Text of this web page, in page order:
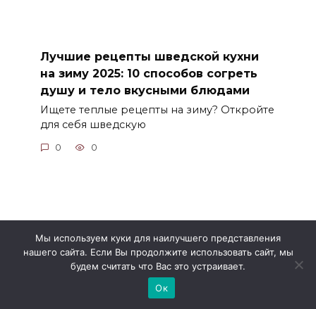
Лучшие рецепты шведской кухни
на зиму 2025: 10 способов согреть
душу и тело вкусными блюдами
Ищете теплые рецепты на зиму? Откройте
для себя шведскую
0 0
Мы используем куки для наилучшего представления
нашего сайта. Если Вы продолжите использовать сайт, мы
будем считать что Вас это устраивает.
Ок